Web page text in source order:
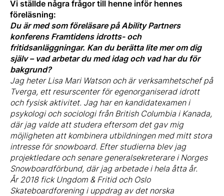
Vi ställde några frågor till henne inför hennes
föreläsning:
Du är med som föreläsare på Ability Partners
konferens Framtidens idrotts- och
fritidsanläggningar. Kan du berätta lite mer om dig
själv – vad arbetar du med idag och vad har du för
bakgrund?
Jag heter Lisa Mari Watson och är verksamhetschef på
Tverga, ett resurscenter för egenorganiserad idrott
och fysisk aktivitet. Jag har en kandidatexamen i
psykologi och sociologi från British Columbia i Kanada,
där jag valde att studera eftersom det gav mig
möjligheten att kombinera utbildningen med mitt stora
intresse för snowboard. Efter studierna blev jag
projektledare och senare generalsekreterare i Norges
Snowboardförbund, där jag arbetade i hela åtta år.
År 2018 fick Ungdom & Fritid och Oslo
Skateboardforening i uppdrag av det norska